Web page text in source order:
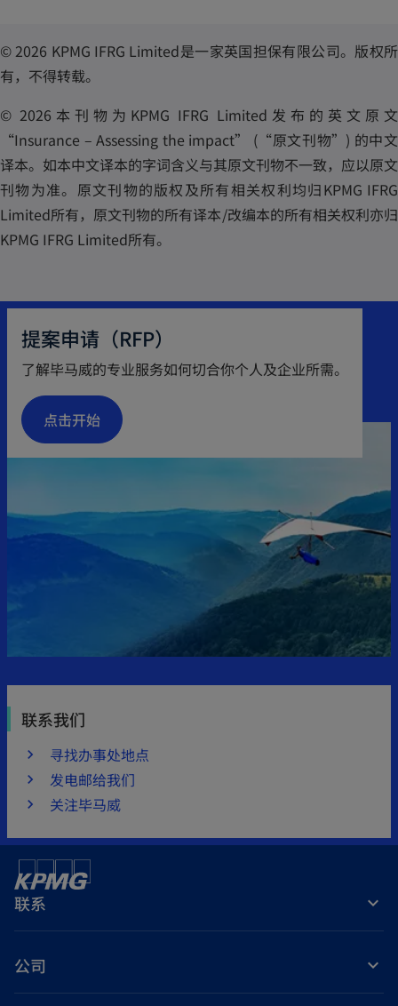
b
© 2026 KPMG IFRG Limited是一家英国担保有限公司。版权所
有，不得转载。
© 2026本刊物为KPMG IFRG Limited发布的英文原文
“Insurance – Assessing the impact” (“原文刊物”) 的中文
译本。如本中文译本的字词含义与其原文刊物不一致，应以原文
刊物为准。原文刊物的版权及所有相关权利均归KPMG IFRG
Limited所有，原文刊物的所有译本/改编本的所有相关权利亦归
KPMG IFRG Limited所有。
提案申请（RFP）
了解毕马威的专业服务如何切合你个人及企业所需。
点击开始
联系我们
寻找办事处地点
发电邮给我们
关注毕马威
联系
公司